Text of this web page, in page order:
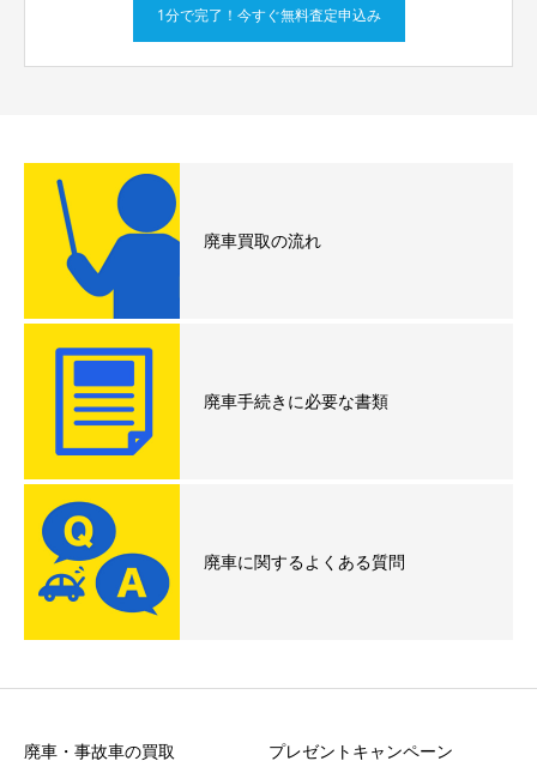
1分で完了！今すぐ無料査定申込み
廃車買取の流れ
廃車手続きに必要な書類
廃車に関するよくある質問
廃車・事故車の買取 プレゼントキャンペーン